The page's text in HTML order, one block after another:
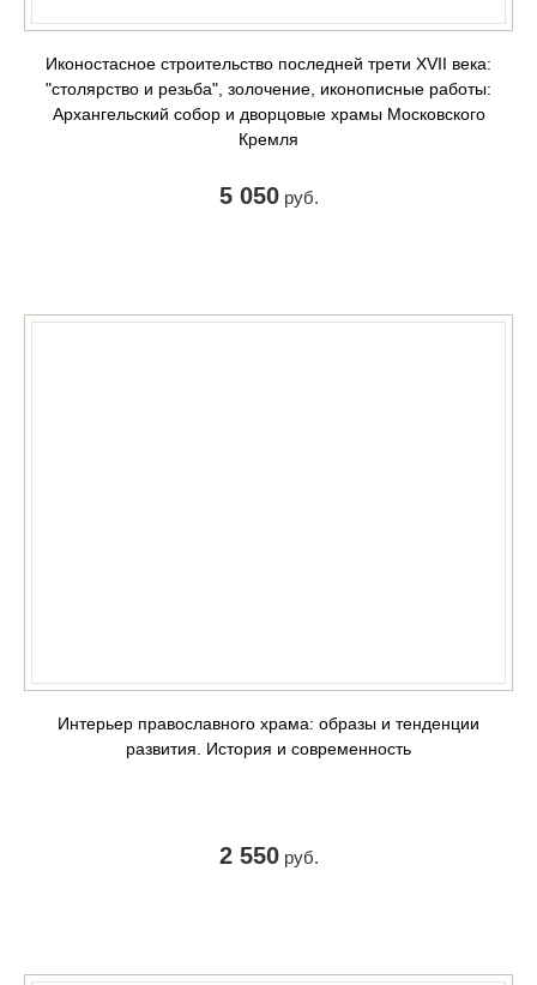
Иконостасное строительство последней трети XVII века:
"столярство и резьба", золочение, иконописные работы:
Архангельский собор и дворцовые храмы Московского
Кремля
5 050руб.
Интерьер православного храма: образы и тенденции
развития. История и современность
2 550руб.